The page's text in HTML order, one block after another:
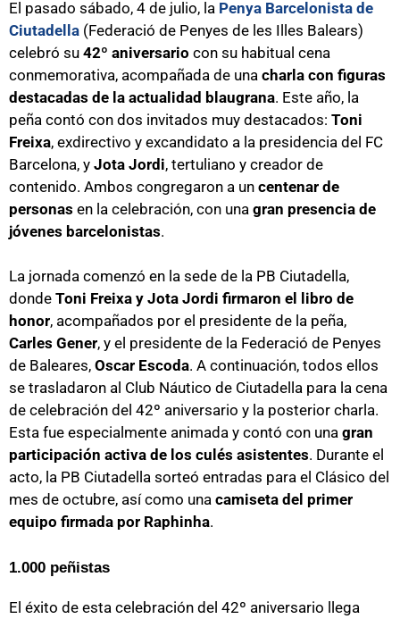
El pasado sábado, 4 de julio, la Penya Barcelonista de
Ciutadella (Federació de Penyes de les Illes Balears)
celebró su 42º aniversario con su habitual cena
conmemorativa, acompañada de una charla con figuras
destacadas de la actualidad blaugrana. Este año, la
peña contó con dos invitados muy destacados: Toni
Freixa, exdirectivo y excandidato a la presidencia del FC
Barcelona, y Jota Jordi, tertuliano y creador de
contenido. Ambos congregaron a un centenar de
personas en la celebración, con una gran presencia de
jóvenes barcelonistas.
La jornada comenzó en la sede de la PB Ciutadella,
donde Toni Freixa y Jota Jordi firmaron el libro de
honor, acompañados por el presidente de la peña,
Carles Gener, y el presidente de la Federació de Penyes
de Baleares, Oscar Escoda. A continuación, todos ellos
se trasladaron al Club Náutico de Ciutadella para la cena
de celebración del 42º aniversario y la posterior charla.
Esta fue especialmente animada y contó con una gran
participación activa de los culés asistentes. Durante el
acto, la PB Ciutadella sorteó entradas para el Clásico del
mes de octubre, así como una camiseta del primer
equipo firmada por Raphinha.
1.000 peñistas
El éxito de esta celebración del 42º aniversario llega